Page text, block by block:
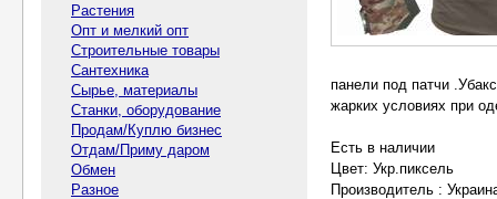
Растения
Опт и мелкий опт
Строительные товары
Сантехника
Сырье, материалы
Станки, оборудование
Продам/Куплю бизнес
Отдам/Приму даром
Обмен
Разное
панели под патчи
жарких условиях при
Есть в наличии
Цвет: Укр.пиксель
Производитель :